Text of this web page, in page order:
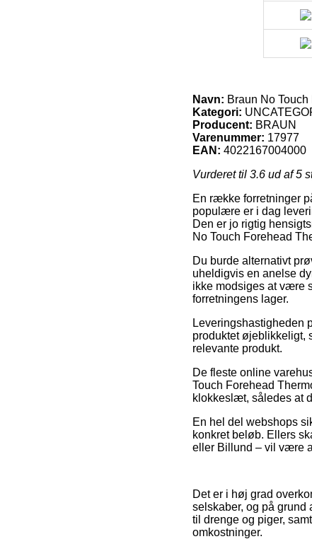
Navn: Braun No
Kategori:
Producent: BRAUN
Varenummer: 17977
EAN: 4022167004000
Vurderet til 3.6 ud af 5
En række forretninger
populære er i dag
Den er jo rigtig
No Touch Forehead
Du burde alternativt
uheldigvis en anelse
ikke modsiges at være
forretningens lager.
Leveringshastigheden
produktet øjeblikkeligt,
relevante produkt.
De fleste online
Touch Forehead
klokkeslæt, således at
En hel del webshops
konkret beløb. Ellers
eller Billund – vil være
Det er i høj grad
selskaber, og på
til drenge og piger,
omkostninger.